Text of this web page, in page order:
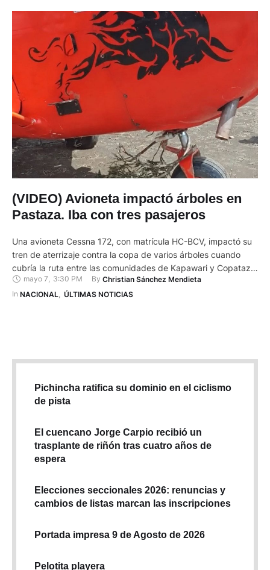
(VIDEO) Avioneta impactó árboles en
Pastaza. Iba con tres pasajeros
Una avioneta Cessna 172, con matrícula HC-BCV, impactó su
tren de aterrizaje contra la copa de varios árboles cuando
cubría la ruta entre las comunidades de Kapawari y Copataza,
en la selva de Pastaza. El incidente se produjo el último
martes, cerca de las 13:00, mientras transportaba a tres
mayo 7, 3:30 PM By Christian Sánchez Mendieta
In NACIONAL ÚLTIMAS NOTICIAS
Pichincha ratifica su dominio en el ciclismo
de pista
El cuencano Jorge Carpio recibió un
trasplante de riñón tras cuatro años de
espera
Elecciones seccionales 2026: renuncias y
cambios de listas marcan las inscripciones
Portada impresa 9 de Agosto de 2026
Pelotita playera